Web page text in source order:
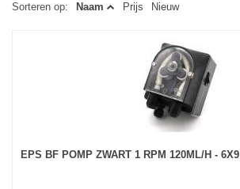
Sorteren op: Naam Prijs Nieuw
EPS BF POMP ZWART 1 RPM 120ML/H - 6X9